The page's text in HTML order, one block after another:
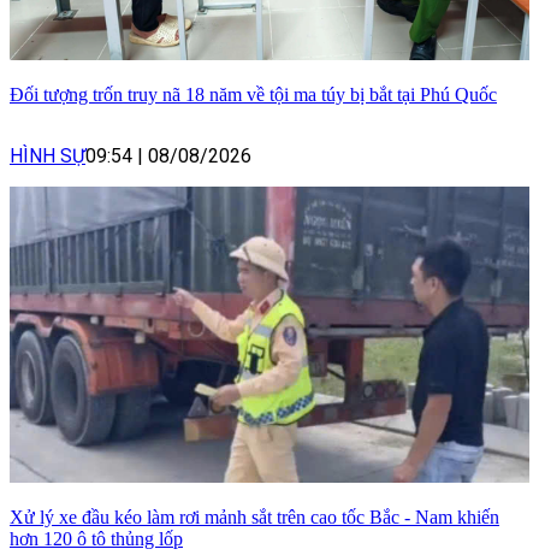
Đối tượng trốn truy nã 18 năm về tội ma túy bị bắt tại Phú Quốc
HÌNH SỰ09:54 08/08/2026
Xử lý xe đầu kéo làm rơi mảnh sắt trên cao tốc Bắc - Nam khiến
hơn 120 ô tô thủng lốp